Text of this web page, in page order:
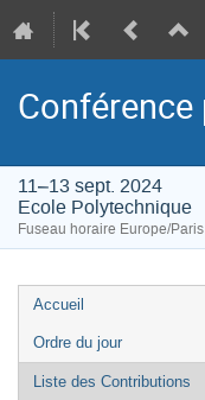
11–13 sept. 2024
Ecole Polytechnique
Fuseau horaire Europe/Paris
Menu
de
l'événement
Accueil
Ordre du jour
Liste des Contributions